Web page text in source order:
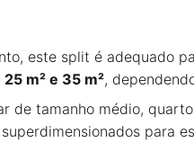
este split é adequado
25 m² e 35 m²,
de tamanho médio,
para